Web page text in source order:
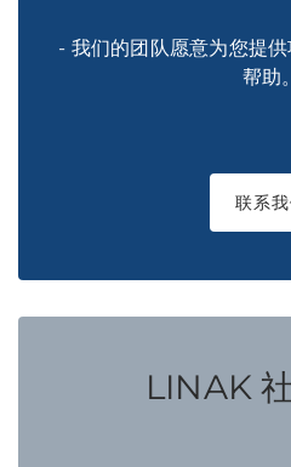
- 我们的团队愿意为您提
帮助。
联系
LINAK